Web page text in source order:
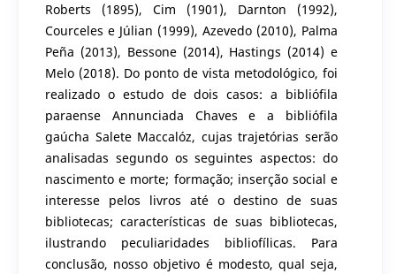
Roberts (1895), Cim (1901), Darnton (1992),
Courceles e Júlian (1999), Azevedo (2010), Palma
Peña (2013), Bessone (2014), Hastings (2014) e
Melo (2018). Do ponto de vista metodológico, foi
realizado o estudo de dois casos: a bibliófila
paraense Annunciada Chaves e a bibliófila
gaúcha Salete Maccalóz, cujas trajetórias serão
analisadas segundo os seguintes aspectos: do
nascimento e morte; formação; inserção social e
interesse pelos livros até o destino de suas
bibliotecas; características de suas bibliotecas,
ilustrando peculiaridades bibliofílicas. Para
conclusão, nosso objetivo é modesto, qual seja,